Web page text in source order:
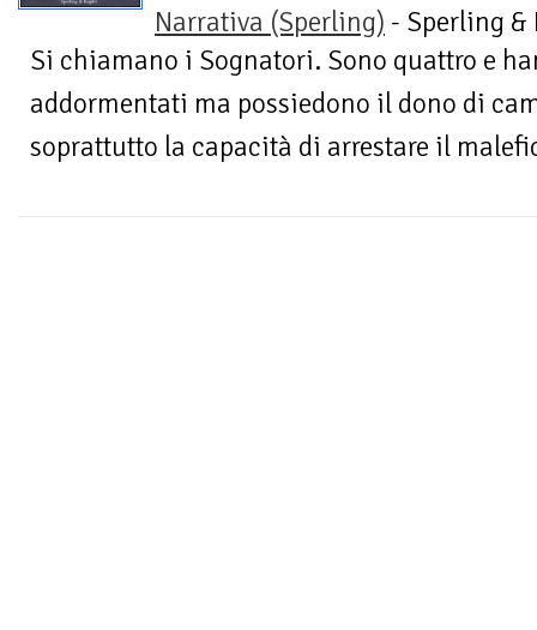
Narrativa (Sperling) - Sperling
Si chiamano i Sognatori. Sono quattro e
addormentati ma possiedono il dono di
soprattutto la capacità di arrestare il